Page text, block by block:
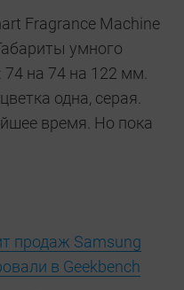
Fragrance Machine
умного
на 74 на 122 мм.
одна, серая.
время. Но пока
продаж Samsung
в Geekbench